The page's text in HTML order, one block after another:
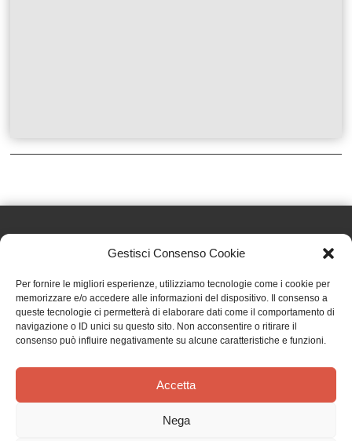
Gestisci Consenso Cookie
Per fornire le migliori esperienze, utilizziamo tecnologie come i cookie per
memorizzare e/o accedere alle informazioni del dispositivo. Il consenso a
queste tecnologie ci permetterà di elaborare dati come il comportamento di
navigazione o ID unici su questo sito. Non acconsentire o ritirare il
consenso può influire negativamente su alcune caratteristiche e funzioni.
Accetta
Nega
Effatà Editrice di Pellegrino Paolo SAS
C.F. e P.IVA 09655250018
Via Tre Denti, 1 - 10060 Cantalupa (TO)
Telefono: (+39) 0121 353452 - Fax: (+39) 0121 353839
TERMINI E CONDIZIONI